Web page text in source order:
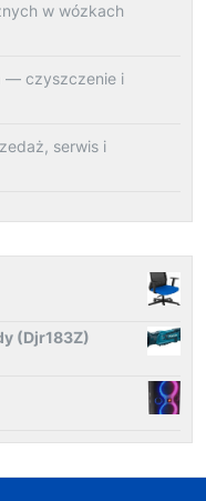
w wózkach
— czyszczenie i
serwis i
(Djr183Z)